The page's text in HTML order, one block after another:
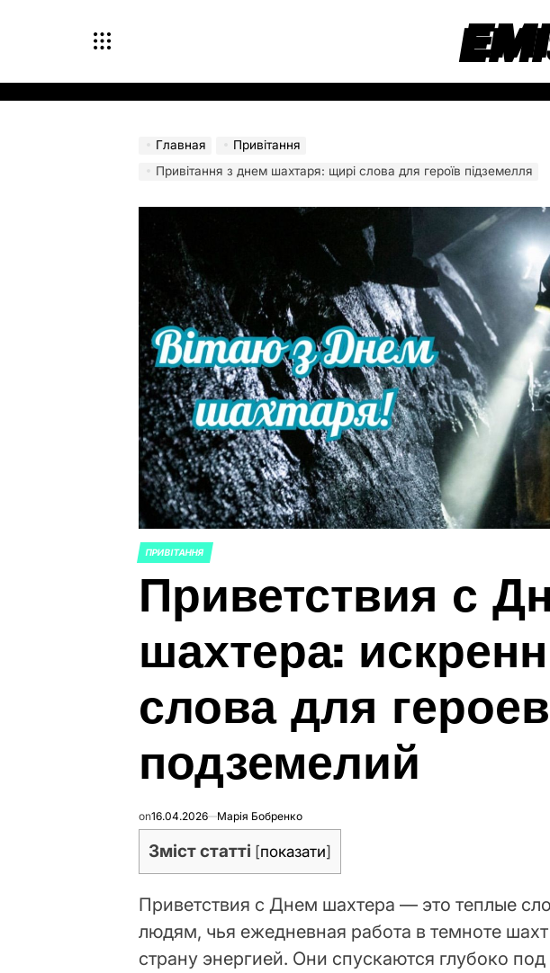
содержимому
Главная
Привітання
Привітання з днем шахтаря: щирі слова для героїв підземелля
ОПУБЛИКОВАНО
ПРИВІТАННЯ
Приветствия с
шахтера:
слова для героев
подземелий
on16.04.2026 Марія Бобренко
Зміст статті [показати]
Приветствия с Днем шахтера — это теплые
людям, чья ежедневная работа в темноте
страну энергией. Они спускаются глубоко